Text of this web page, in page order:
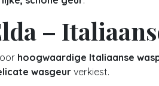
–
hoogwaardige Italiaanse
wasgeur verkiest.